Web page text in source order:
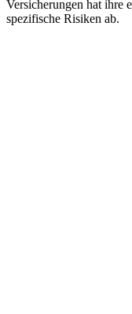
Versicherungen hat ihre
spezifische Risiken ab.